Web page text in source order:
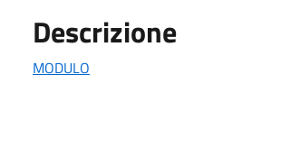
Descrizione
MODULO